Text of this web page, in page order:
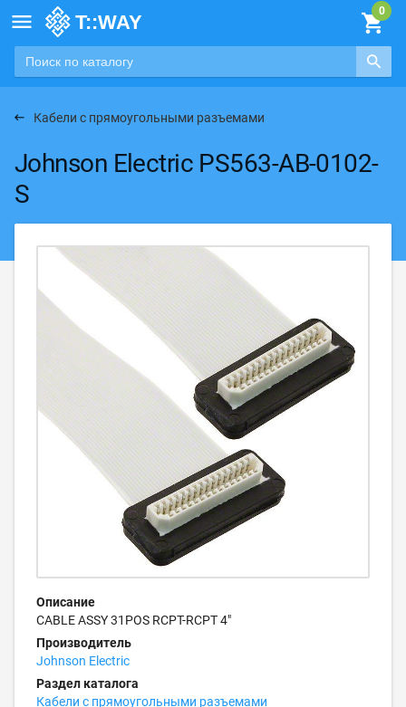

Кабели с прямоугольными разъемами
Johnson Electric PS563-AB-0102-
S
Описание
CABLE ASSY 31POS RCPT-RCPT 4"
Производитель
Johnson Electric
Раздел каталога
Кабели с прямоугольными разъемами